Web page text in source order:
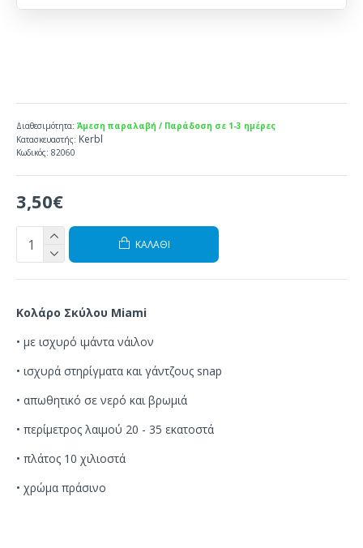
3,50€
Διαθεσιμότητα: Άμεση παραλαβή / Παράδοση σε 1-3 ημέρες
Κατασκευαστής: Kerbl
Κωδικός: 82060
ΚΑΛΆΘΙ
Κολάρο Σκύλου Miami
• με ισχυρό ιμάντα νάιλον
• ισχυρά στηρίγματα και γάντζους snap
• απωθητικό σε νερό και βρωμιά
• περίμετρος λαιμού 20 - 35 εκατοστά
• πλάτος 10 χιλιοστά
• χρώμα πράσινο